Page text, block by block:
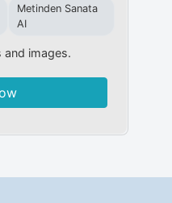
Metinden Sanata
AI
and images.